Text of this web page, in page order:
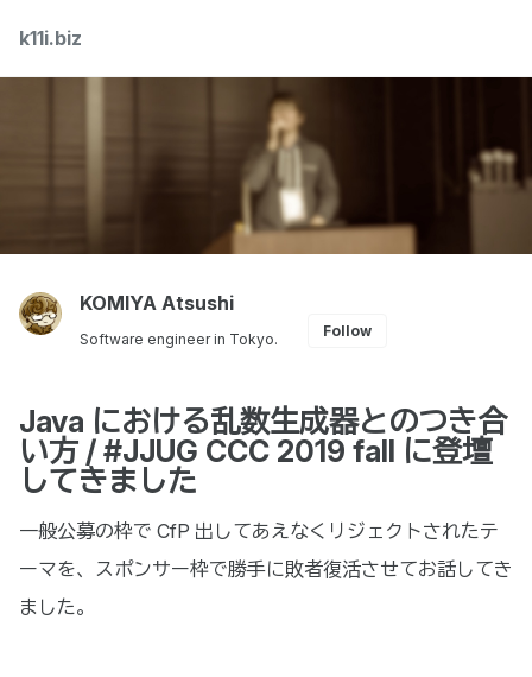
primary
content
footer
k11i.biz
KOMIYA Atsushi
Software engineer in Tokyo. Follow
Java における乱数生成器とのつき合
い方 / #JJUG CCC 2019 fall に登壇
してきました
一般公募の枠で CfP 出してあえなくリジェクトされたテ
ーマを、スポンサー枠で勝手に敗者復活させてお話してき
ました。